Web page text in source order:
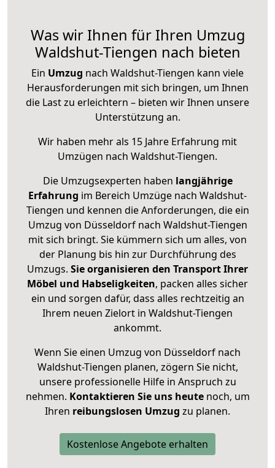
Was wir Ihnen für Ihren Umzug
Waldshut-Tiengen nach bieten
Ein Umzug nach Waldshut-Tiengen kann viele
Herausforderungen mit sich bringen, um Ihnen
die Last zu erleichtern – bieten wir Ihnen unsere
Unterstützung an.
Wir haben mehr als 15 Jahre Erfahrung mit
Umzügen nach Waldshut-Tiengen.
Die Umzugsexperten haben langjährige
Erfahrung im Bereich Umzüge nach Waldshut-
Tiengen und kennen die Anforderungen, die ein
Umzug von Düsseldorf nach Waldshut-Tiengen
mit sich bringt. Sie kümmern sich um alles, von
der Planung bis hin zur Durchführung des
Umzugs. Sie organisieren den Transport Ihrer
Möbel und Habseligkeiten, packen alles sicher
ein und sorgen dafür, dass alles rechtzeitig an
Ihrem neuen Zielort in Waldshut-Tiengen
ankommt.
Wenn Sie einen Umzug von Düsseldorf nach
Waldshut-Tiengen planen, zögern Sie nicht,
unsere professionelle Hilfe in Anspruch zu
nehmen. Kontaktieren Sie uns heutenoch, um
Ihren reibungslosen Umzug zu planen.
Kostenlose Angebote erhalten